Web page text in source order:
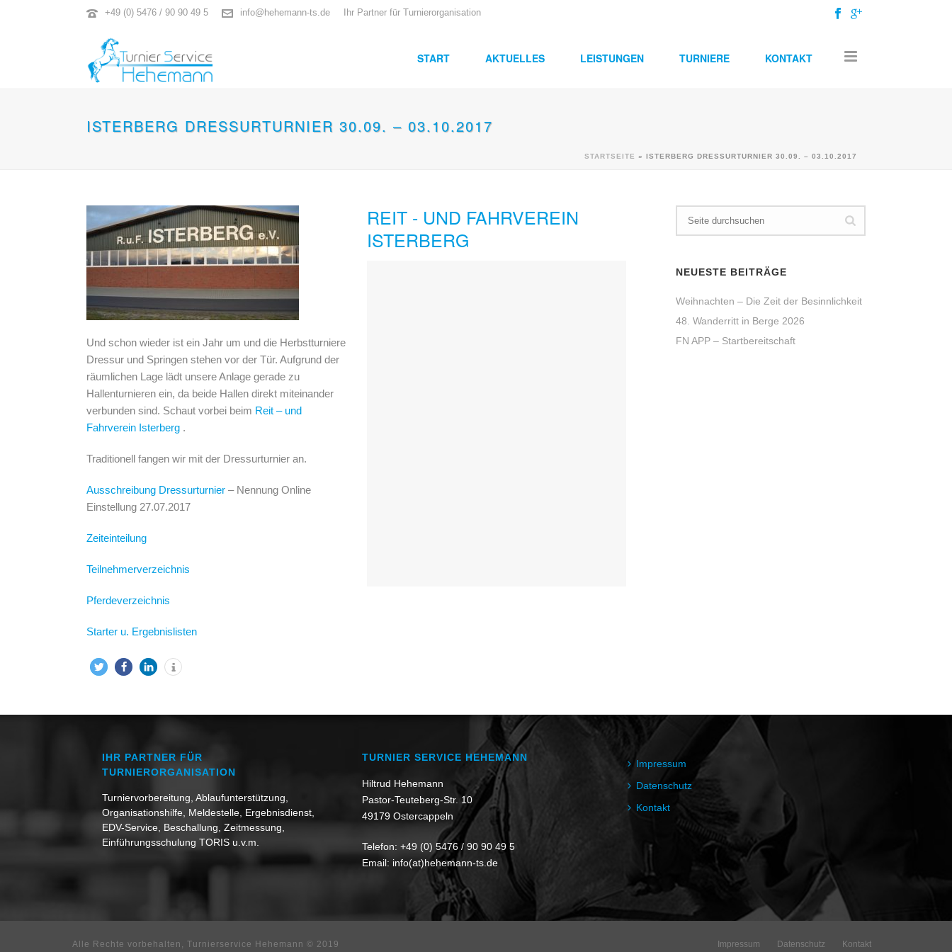
+49 (0) 5476 / 90 90 49 5 info@hehemann-ts.de Ihr Partner für Turnierorganisation
START AKTUELLES LEISTUNGEN TURNIERE KONTAKT
ISTERBERG DRESSURTURNIER 30.09. – 03.10.2017
STARTSEITE » ISTERBERG DRESSURTURNIER 30.09. – 03.10.2017
Und schon wieder ist ein Jahr um und die Herbstturniere
Dressur und Springen stehen vor der Tür. Aufgrund der
räumlichen Lage lädt unsere Anlage gerade zu
Hallenturnieren ein, da beide Hallen direkt miteinander
verbunden sind. Schaut vorbei beim Reit – und
Fahrverein Isterberg .
Traditionell fangen wir mit der Dressurturnier an.
Ausschreibung Dressurturnier – Nennung Online
Einstellung 27.07.2017
Zeiteinteilung
Teilnehmerverzeichnis
Pferdeverzeichnis
Starter u. Ergebnislisten
REIT - UND FAHRVEREIN
ISTERBERG
NEUESTE BEITRÄGE
Weihnachten – Die Zeit der Besinnlichkeit
48. Wanderritt in Berge 2026
FN APP – Startbereitschaft
IHR PARTNER FÜR
TURNIERORGANISATION
Turniervorbereitung, Ablaufunterstützung,
Organisationshilfe, Meldestelle, Ergebnisdienst,
EDV-Service, Beschallung, Zeitmessung,
Einführungsschulung TORIS u.v.m.
TURNIER SERVICE HEHEMANN
Hiltrud Hehemann
Pastor-Teuteberg-Str. 10
49179 Ostercappeln
Telefon: +49 (0) 5476 / 90 90 49 5
Email: info(at)hehemann-ts.de
Impressum
Datenschutz
Kontakt
Alle Rechte vorbehalten, Turnierservice Hehemann © 2019 Impressum Datenschutz Kontakt